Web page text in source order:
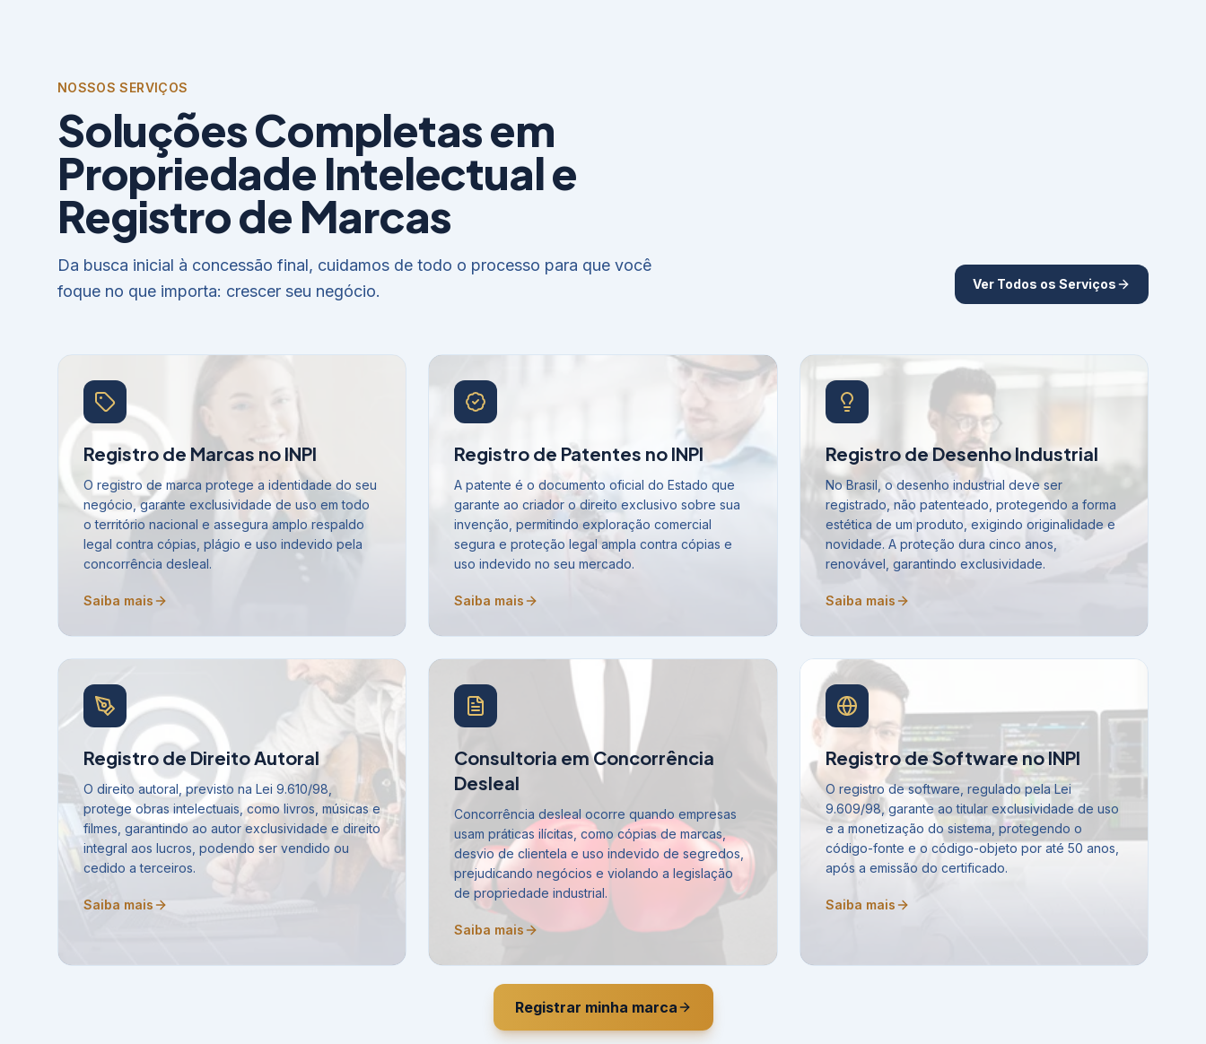
NOSSOS SERVIÇOS
Soluções Completas em
Propriedade Intelectual e
Registro de Marcas
Da busca inicial à concessão final, cuidamos de todo o processo para que você
foque no que importa: crescer seu negócio.
Ver Todos os Serviços
Registro de Marcas no INPI
O registro de marca protege a identidade do seu
negócio, garante exclusividade de uso em todo
o território nacional e assegura amplo respaldo
legal contra cópias, plágio e uso indevido pela
concorrência desleal.
Saiba mais
Registro de Patentes no INPI
A patente é o documento oficial do Estado que
garante ao criador o direito exclusivo sobre sua
invenção, permitindo exploração comercial
segura e proteção legal ampla contra cópias e
uso indevido no seu mercado.
Saiba mais
Registro de Desenho Industrial
No Brasil, o desenho industrial deve ser
registrado, não patenteado, protegendo a forma
estética de um produto, exigindo originalidade e
novidade. A proteção dura cinco anos,
renovável, garantindo exclusividade.
Saiba mais
Registro de Direito Autoral
O direito autoral, previsto na Lei 9.610/98,
protege obras intelectuais, como livros, músicas e
filmes, garantindo ao autor exclusividade e direito
integral aos lucros, podendo ser vendido ou
cedido a terceiros.
Saiba mais
Consultoria em Concorrência
Desleal
Concorrência desleal ocorre quando empresas
usam práticas ilícitas, como cópias de marcas,
desvio de clientela e uso indevido de segredos,
prejudicando negócios e violando a legislação
de propriedade industrial.
Saiba mais
Registro de Software no INPI
O registro de software, regulado pela Lei
9.609/98, garante ao titular exclusividade de uso
e a monetização do sistema, protegendo o
código-fonte e o código-objeto por até 50 anos,
após a emissão do certificado.
Saiba mais
Registrar minha marca